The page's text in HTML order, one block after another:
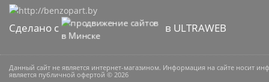
Сделано с в ULTRAWEB
Данный сайт не является интернет-магазином. Информация на сайте носит
является публичной офертой © 2026